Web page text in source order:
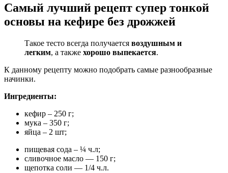
Самый лучший рецепт супер тонкой
основы на кефире без дрожжей
Такое тесто всегда получается воздушным и
легким, а также хорошо выпекается.
К данному рецепту можно подобрать самые разнообразные
начинки.
Ингредиенты:
кефир – 250 г;
мука – 350 г;
яйца – 2 шт;
пищевая сода – ¼ ч.л;
сливочное масло — 150 г;
щепотка соли — 1/4 ч.л.